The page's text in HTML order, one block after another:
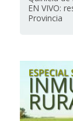
EN VIVO:
Provincia